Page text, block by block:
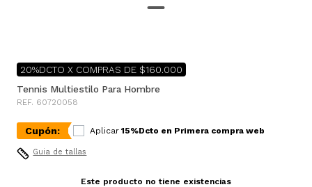
20%DCTO X COMPRAS DE $160.000
Tennis Multiestilo Para Hombre
REF. 60720058
Cupón: Aplicar 15%Dcto en Primera compra web
Guia de tallas
Este producto no tiene existencias